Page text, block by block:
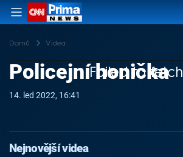
Domů Videa
Failed to fetch
Policejní honička
14. led 2022, 16:41
Nejnovější videa